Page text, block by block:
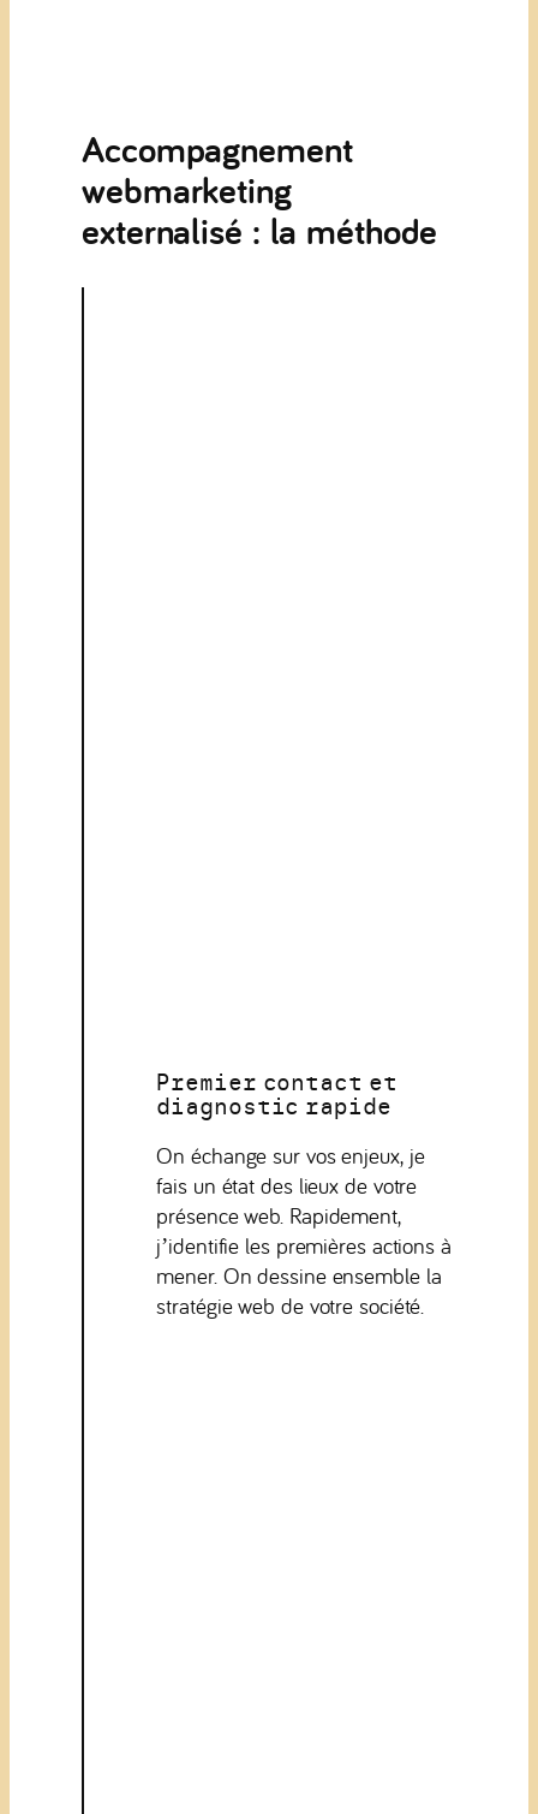
Accompagnement
webmarketing
externalisé : la méthode
Premier contact et
diagnostic rapide
On échange sur vos enjeux, je
fais un état des lieux de votre
présence web. Rapidement,
j’identifie les premières actions à
mener. On dessine ensemble la
stratégie web de votre société.